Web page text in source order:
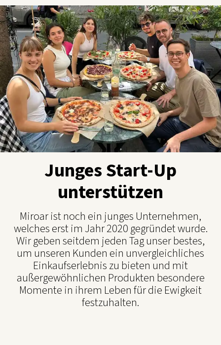
Junges Start-Up
unterstützen
Miroar ist noch ein junges Unternehmen,
welches erst im Jahr 2020 gegründet wurde.
Wir geben seitdem jeden Tag unser bestes,
um unseren Kunden ein unvergleichliches
Einkaufserlebnis zu bieten und mit
außergewöhnlichen Produkten besondere
Momente in ihrem Leben für die Ewigkeit
festzuhalten.